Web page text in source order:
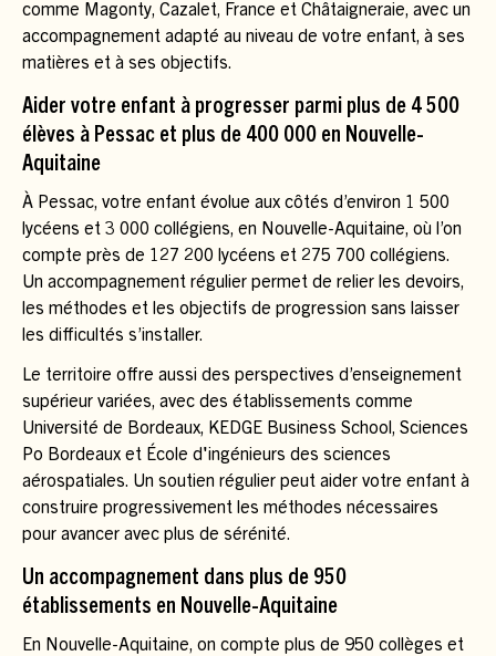
comme Magonty, Cazalet, France et Châtaigneraie, avec un
accompagnement adapté au niveau de votre enfant, à ses
matières et à ses objectifs.
Aider votre enfant à progresser parmi plus de 4 500
élèves à Pessac et plus de 400 000 en Nouvelle-
Aquitaine
À Pessac, votre enfant évolue aux côtés d’environ 1 500
lycéens et 3 000 collégiens, en Nouvelle-Aquitaine, où l’on
compte près de 127 200 lycéens et 275 700 collégiens.
Un accompagnement régulier permet de relier les devoirs,
les méthodes et les objectifs de progression sans laisser
les difficultés s’installer.
Le territoire offre aussi des perspectives d’enseignement
supérieur variées, avec des établissements comme
Université de Bordeaux, KEDGE Business School, Sciences
Po Bordeaux et École d'ingénieurs des sciences
aérospatiales. Un soutien régulier peut aider votre enfant à
construire progressivement les méthodes nécessaires
pour avancer avec plus de sérénité.
Un accompagnement dans plus de 950
établissements en Nouvelle-Aquitaine
En Nouvelle-Aquitaine, on compte plus de 950 collèges et